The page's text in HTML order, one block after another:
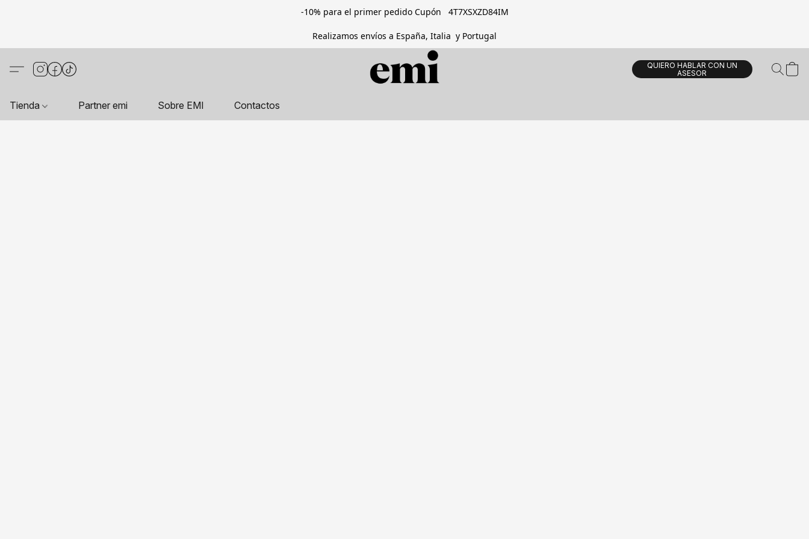
-10% para el primer pedido Cupón 4T7XSXZD84IM
Realizamos envíos a España, Italia y Portugal
QUIERO HABLAR CON UN
ASESOR
Tienda Partner emi Sobre EMI Contactos